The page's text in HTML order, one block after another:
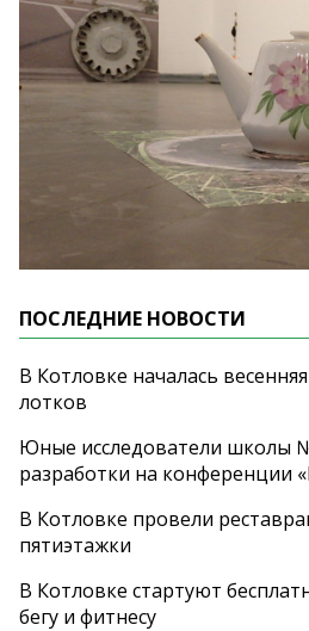
ПОСЛЕДНИЕ НОВОСТИ
В Котловке началась
лотков
Юные исследователи школы
разработки на конференции
В Котловке провели
пятиэтажки
В Котловке стартуют
бегу и фитнесу